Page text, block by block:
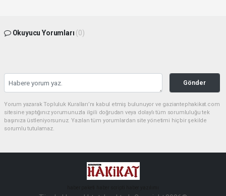
Okuyucu Yorumları (0)
Gönder
Yorum yazarak Topluluk Kuralları’nı kabul etmiş bulunuyor ve gaziantephakikat.com
sitesine yaptığınız yorumunuzla ilgili doğrudan veya dolaylı tüm sorumluluğu tek
başınıza üstleniyorsunuz. Yazılan tüm yorumlardan site yönetimi hiçbir şekilde
sorumlu tutulamaz.